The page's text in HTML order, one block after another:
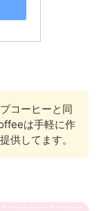
コーヒーと同
は手軽に作
供してます。